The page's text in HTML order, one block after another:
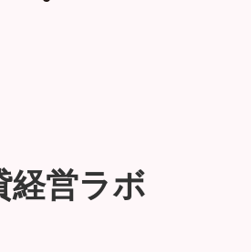
経営ラボ